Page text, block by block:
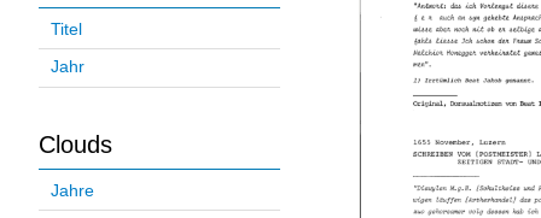
Titel
Jahr
Clouds
Jahre